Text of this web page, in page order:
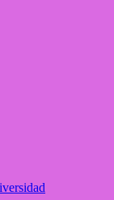
cultura LGTB+